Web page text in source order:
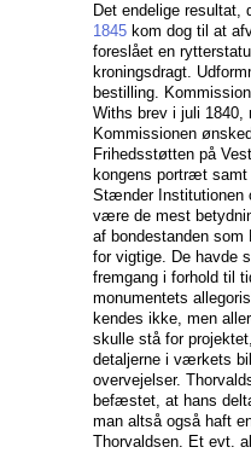
Det endelige resultat,
1845 kom dog til at
foreslået en
kroningsdragt.
bestilling.
Withs brev i juli 1840,
Kommissionen
Frihedsstøtten på
kongens portræt samt
Stænder Institutionen
være de mest
af bondestanden
for vigtige. De havde
fremgang i forhold til
monumentets
kendes ikke, men
skulle stå for
detaljerne i værkets
overvejelser.
befæstet, at hans
man altså også haft
Thorvaldsen. Et evt.